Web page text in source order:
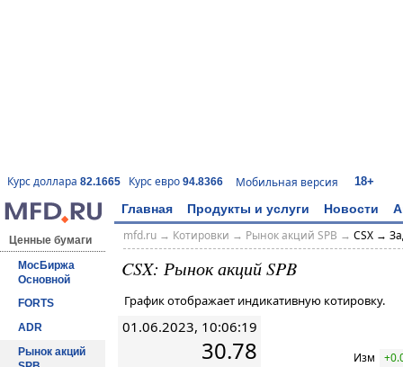
Курс доллара 82.1665 Курс евро 94.8366 Мобильная версия 18+
Главная Продукты и услуги Новости
Ценные бумаги
МосБиржа
Основной
FORTS
ADR
Рынок акций
mfd.ru→ Котировки → Рынок акций SPB → CSX →
CSX: Рынок акций SPB
График отображает индикативную котировку.
01.06.2023, 10:06:19
30.78 Изм